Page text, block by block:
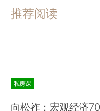
推荐阅读
私房课
向松祚：宏观经济70